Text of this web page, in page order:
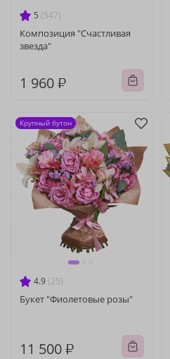
5 (547)
Композиция "Счастливая
звезда"
1 960 ₽
4.9 (25)
Букет "Фиолетовые розы"
11 500 ₽
Крупный бутон